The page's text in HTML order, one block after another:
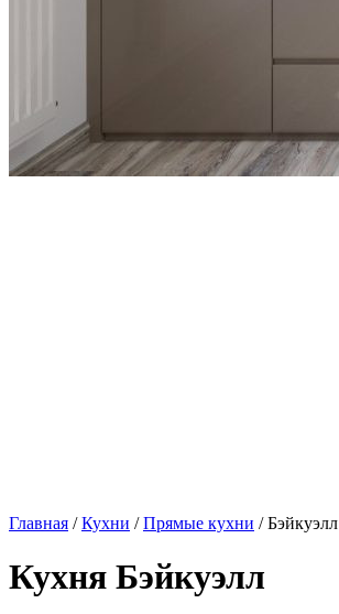
Главная /Кухни /Прямые кухни / Бэйкуэлл
Кухня Бэйкуэлл